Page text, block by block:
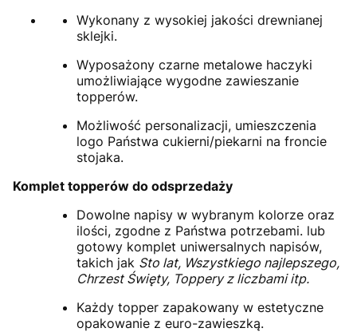
Wykonany z wysokiej jakości drewnianej
sklejki.
Wyposażony czarne metalowe haczyki
umożliwiające wygodne zawieszanie
topperów.
Możliwość personalizacji, umieszczenia
logo Państwa cukierni/piekarni na froncie
stojaka.
Komplet topperów do odsprzedaży
Dowolne napisy w wybranym kolorze oraz
ilości, zgodne z Państwa potrzebami. lub
gotowy komplet uniwersalnych napisów,
takich jak Sto lat, Wszystkiego najlepszego,
Chrzest Święty, Toppery z liczbami itp.
Każdy topper zapakowany w estetyczne
opakowanie z euro-zawieszką.